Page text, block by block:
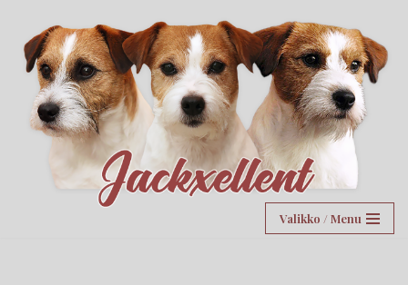
Siirry
suoraan
sisältöön
Valikko / Menu